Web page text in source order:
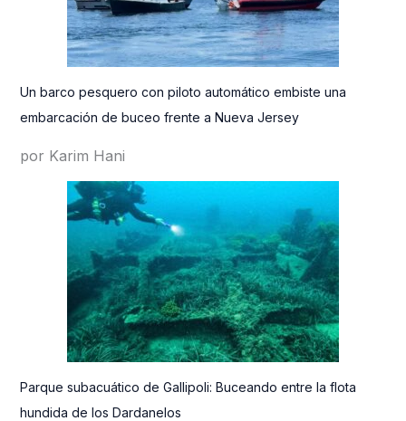
Un barco pesquero con piloto automático embiste una
embarcación de buceo frente a Nueva Jersey
por Karim Hani
Parque subacuático de Gallipoli: Buceando entre la flota
hundida de los Dardanelos